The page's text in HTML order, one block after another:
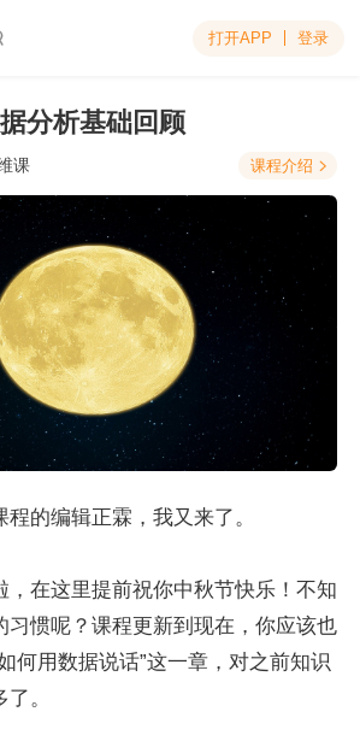
打开APP 登录
分析基础回顾
课 课程介绍 
的编辑正霖，我又来了。
，在这里提前祝你中秋节快乐！不知
习惯呢？课程更新到现在，你应该也
何用数据说话”这一章，对之前知识
。